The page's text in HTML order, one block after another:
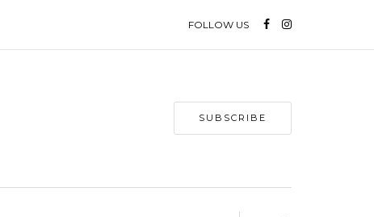
FOLLOW US
SUBSCRIBE